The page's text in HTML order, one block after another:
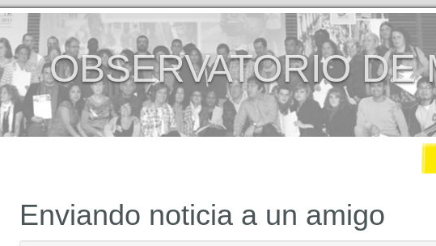
OBSERVATORIO DE
Enviando noticia a un amigo